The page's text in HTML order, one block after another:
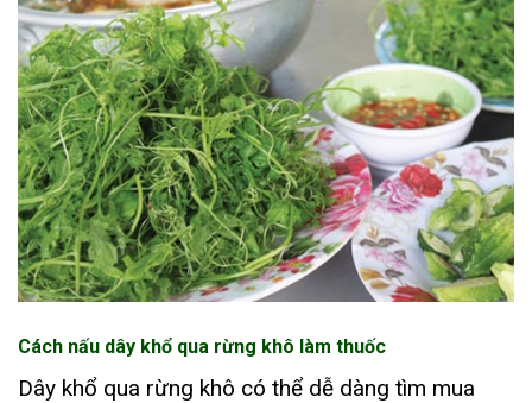
Cách nấu dây khổ qua rừng khô làm thuốc
Dây khổ qua rừng khô có thể dễ dàng tìm mua